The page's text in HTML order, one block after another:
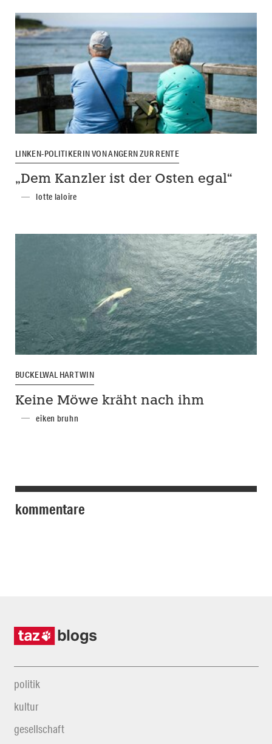
LINKEN-POLITIKERIN VON ANGERN ZUR RENTE
„Dem Kanzler ist der Osten egal“
lotte laloire
BUCKELWAL HARTWIN
Keine Möwe kräht nach ihm
eiken bruhn
kommentare
politik
kultur
gesellschaft